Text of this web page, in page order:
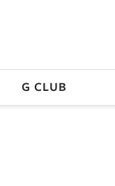
G CLUB